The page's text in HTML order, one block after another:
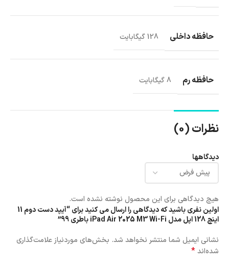
حافظه داخلی 128 گیگابایت
حافظه رم 8 گیگابایت
نظرات (0)
دیدگاهها
هیچ دیدگاهی برای این محصول نوشته نشده است.
اولین نفری باشید که دیدگاهی را ارسال می کنید برای “آیپد دست دوم 11
اینچ 128 اپل مدل iPad Air 2025 M3 Wi-Fi باطری 99”
نشانی ایمیل شما منتشر نخواهد شد. بخش‌های موردنیاز علامت‌گذاری
شده‌اند*